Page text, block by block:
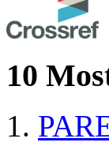
10